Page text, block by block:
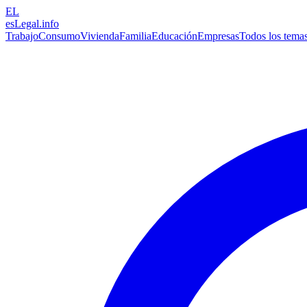
EL
esLegal.info
TrabajoConsumoViviendaFamiliaEducaciónEmpresasTodos los